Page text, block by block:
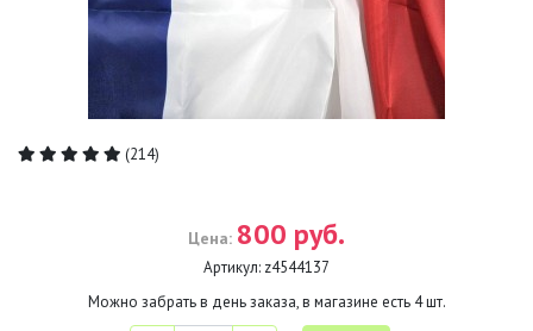
(214)
Цена: 800 руб.
Артикул: z4544137
Можно забрать в день заказа, в магазине есть 4шт.